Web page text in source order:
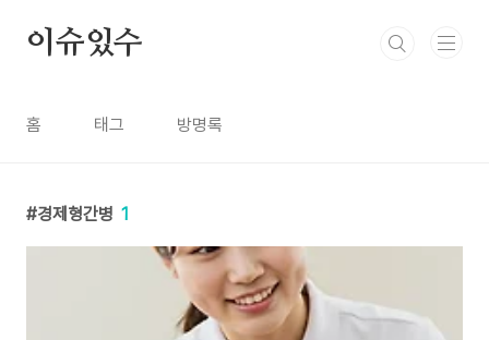
이슈있수
홈 태그 방명록
경제형간병 1